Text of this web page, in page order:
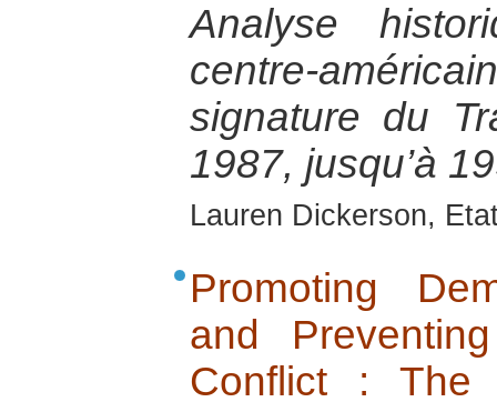
Analyse
centre-
signature du
1987, jusqu’à
Lauren Dickerson,
Promoting
and
Conflict :